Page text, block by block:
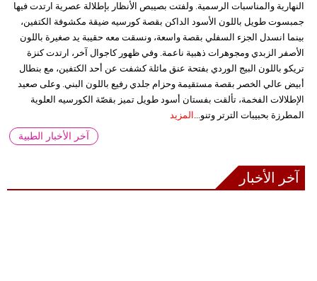
النهارية والمناسبات الرسمية. ولفتت بصيبص الأنظار بإطلالة عصرية ارتدت فيها
جمبسوت طويل باللون الأسود الداكن بقصة كورسيه ضيقة مكشوفة الكتفين،
بينما انسدل الجزء السفلي بقصة واسعة، ونسقت معه حقيبة يد صغيرة باللون
الأصفر الزبدي ومجوهرات ذهبية ناعمة. وفي ظهور كاجوال آخر، ارتدت كنزة
تريكو باللون البيج الوردي بفتحة عنق مائلة كشفت عن أحد الكتفين، مع بنطال
أبيض عالي الخصر بقصة مستقيمة وحزام جلدي رفيع باللون البني. وعلى صعيد
الإطلالات الفخمة، تألقت بفستان أسود طويل تميز بقصّة الكورسيه العلوية
المطرزة بحبيبات الترتر وتنو... المزيد
آخر الأخبار الطبية
آخر الأخبار